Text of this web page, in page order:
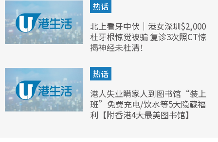
热话
北上看牙中伏｜港女深圳$2,000
杜牙根惊觉被骗 复诊3次照CT惊
揭神经未杜清！
热话
港人失业瞒家人到图书馆“装上
班”免费充电/饮水等5大隐藏福
利【附香港4大最美图书馆】